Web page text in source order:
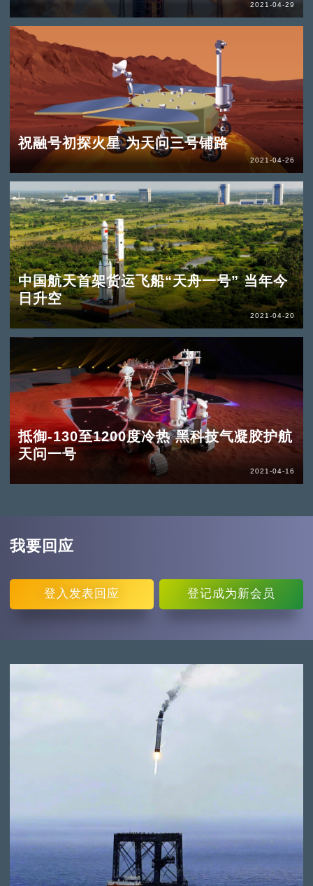
2021-04-29
祝融号初探火星 为天问三号铺路
2021-04-26
中国航天首架货运飞船“天舟一号” 当年今
日升空
2021-04-20
抵御-130至1200度冷热 黑科技气凝胶护航
天问一号
2021-04-16
我要回应
登入 发表回应 登记成为新会员